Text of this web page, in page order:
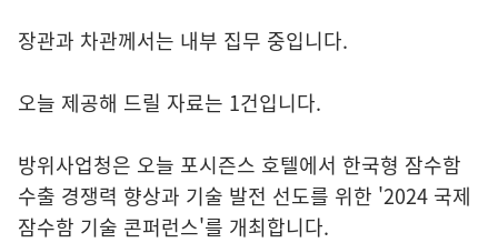
장관과 차관께서는 내부 집무 중입니다.
오늘 제공해 드릴 자료는 1건입니다.
방위사업청은 오늘 포시즌스 호텔에서 한국형 잠수함
수출 경쟁력 향상과 기술 발전 선도를 위한 '2024 국제
잠수함 기술 콘퍼런스'를 개최합니다.